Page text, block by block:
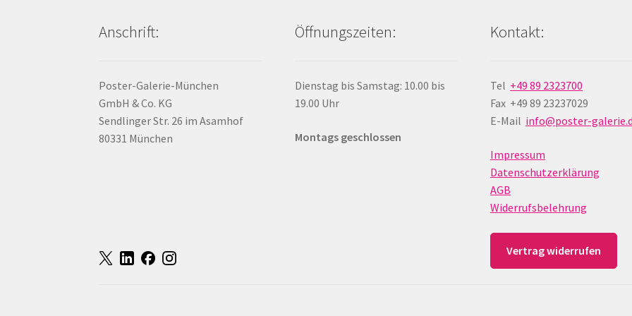
Anschrift:
Poster-Galerie-München
GmbH & Co. KG
Sendlinger Str. 26 im Asamhof
80331 München
Öffnungszeiten:
Dienstag bis Samstag: 10.00 bis
19.00 Uhr
Montags geschlossen
Kontakt:
Tel +49 89 2323700
Fax +49 89 23237029
E-Mail info@poster-
Impressum
Datenschutzerklärung
AGB
Widerrufsbelehrung
Vertrag widerrufen